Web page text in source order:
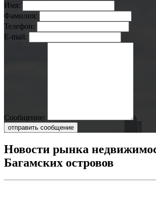
Имя:
Фамилия:
Телефон:
E-mail:
Сообщение:
отправить сообщение
Новости рынка
Багамских островов